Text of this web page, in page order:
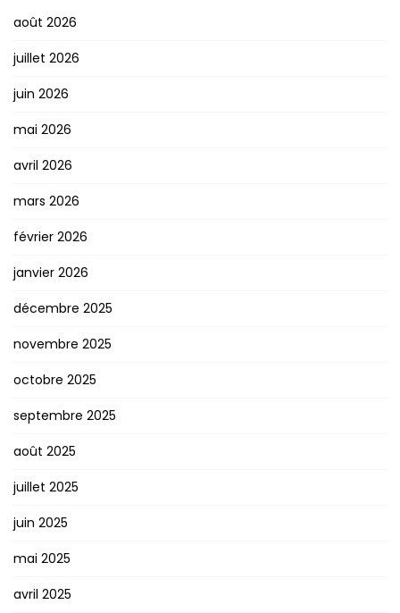
août 2026
juillet 2026
juin 2026
mai 2026
avril 2026
mars 2026
février 2026
janvier 2026
décembre 2025
novembre 2025
octobre 2025
septembre 2025
août 2025
juillet 2025
juin 2025
mai 2025
avril 2025